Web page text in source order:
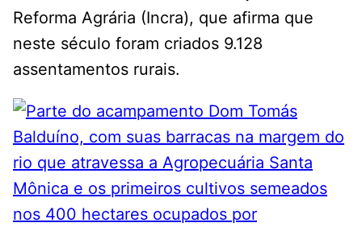
Reforma Agrária (Incra), que afirma que
neste século foram criados 9.128
assentamentos rurais.